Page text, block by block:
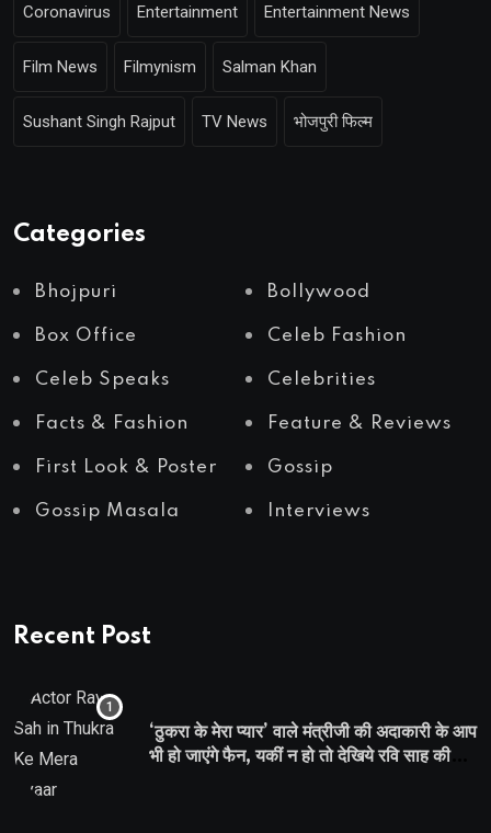
Coronavirus Entertainment Entertainment News
Film News Filmynism Salman Khan
Sushant Singh Rajput TV News भोजपुरी फिल्म
Categories
Bhojpuri Bollywood
Box Office Celeb Fashion
Celeb Speaks Celebrities
Facts & Fashion Feature & Reviews
First Look & Poster Gossip
Gossip Masala Interviews
Recent Post
‘ठुकरा के मेरा प्यार’ वाले मंत्रीजी की अदाकारी के आप
भी हो जाएंगे फैन, यकीं न हो तो देखिये रवि साह की